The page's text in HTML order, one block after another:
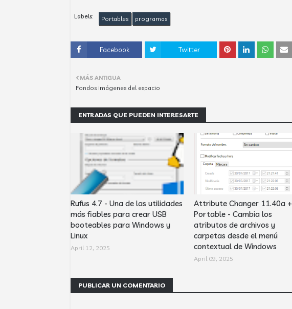
Labels: Portables programas
Facebook Twitter
MÁS ANTIGUA
Fondos imágenes del espacio
ENTRADAS QUE PUEDEN INTERESARTE
Rufus 4.7 - Una de las utilidades
más fiables para crear USB
booteables para Windows y
Linux
April 12, 2025
Attribute Changer 11.40a +
Portable - Cambia los
atributos de archivos y
carpetas desde el menú
contextual de Windows
April 09, 2025
PUBLICAR UN COMENTARIO